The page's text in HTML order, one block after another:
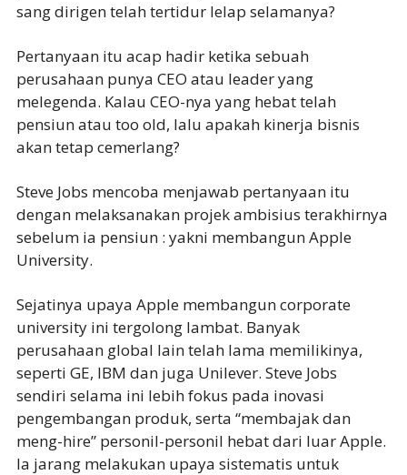
sang dirigen telah tertidur lelap selamanya?
Pertanyaan itu acap hadir ketika sebuah
perusahaan punya CEO atau leader yang
melegenda. Kalau CEO-nya yang hebat telah
pensiun atau too old, lalu apakah kinerja bisnis
akan tetap cemerlang?
Steve Jobs mencoba menjawab pertanyaan itu
dengan melaksanakan projek ambisius terakhirnya
sebelum ia pensiun : yakni membangun Apple
University.
Sejatinya upaya Apple membangun corporate
university ini tergolong lambat. Banyak
perusahaan global lain telah lama memilikinya,
seperti GE, IBM dan juga Unilever. Steve Jobs
sendiri selama ini lebih fokus pada inovasi
pengembangan produk, serta “membajak dan
meng-hire” personil-personil hebat dari luar Apple.
Ia jarang melakukan upaya sistematis untuk